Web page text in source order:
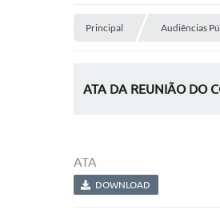
Principal Audiências
ATA DA REUNIÃO DO
ATA
DOWNLOAD